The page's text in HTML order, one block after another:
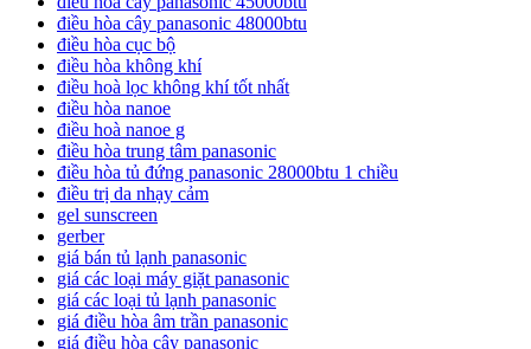
điều hòa cây panasonic 48000btu
điều hòa cục bộ
điều hòa không khí
điều hoà lọc không khí tốt nhất
điều hòa nanoe
điều hoà nanoe g
điều hòa trung tâm panasonic
điều hòa tủ đứng panasonic 28000btu 1 chiều
điều trị da nhạy cảm
gel sunscreen
gerber
giá bán tủ lạnh panasonic
giá các loại máy giặt panasonic
giá các loại tủ lạnh panasonic
giá điều hòa âm trần panasonic
giá điều hòa cây panasonic